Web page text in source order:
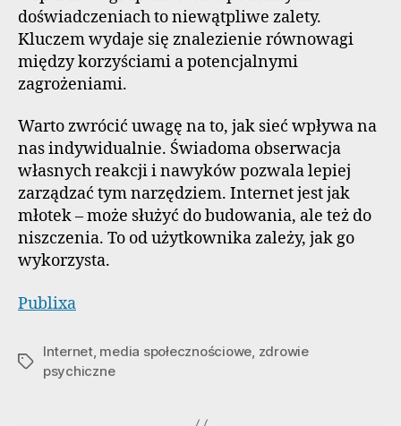
doświadczeniach to niewątpliwe zalety.
Kluczem wydaje się znalezienie równowagi
między korzyściami a potencjalnymi
zagrożeniami.
Warto zwrócić uwagę na to, jak sieć wpływa na
nas indywidualnie. Świadoma obserwacja
własnych reakcji i nawyków pozwala lepiej
zarządzać tym narzędziem. Internet jest jak
młotek – może służyć do budowania, ale też do
niszczenia. To od użytkownika zależy, jak go
wykorzysta.
Publixa
Tagi
Internet, media społecznościowe zdrowie
psychiczne